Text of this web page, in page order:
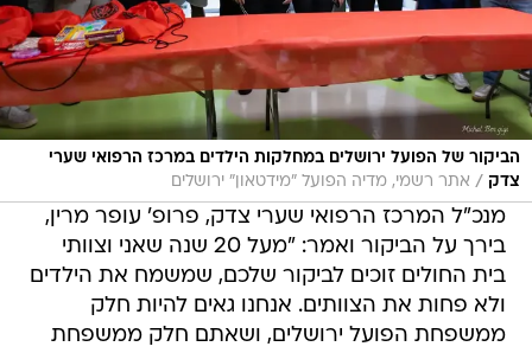
הביקור של הפועל ירושלים במחלקות הילדים במרכז הרפואי שערי
צדק / אתר רשמי, מדיה הפועל "מידטאון" ירושלים
מנכ"ל המרכז הרפואי שערי צדק, פרופ' עופר מרין,
בירך על הביקור ואמר: "מעל 20 שנה שאני וצוותי
בית החולים זוכים לביקור שלכם, שמשמח את הילדים
ולא פחות את הצוותים. אנחנו גאים להיות חלק
ממשפחת הפועל ירושלים, ושאתם חלק ממשפחת